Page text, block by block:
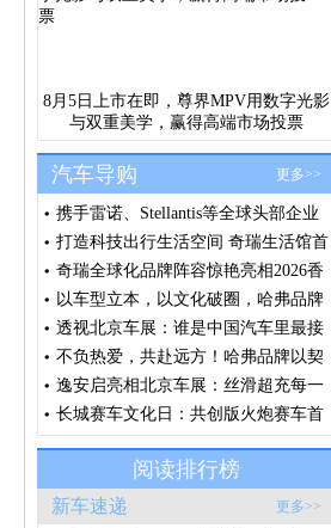
8月5日上市在即，尊界MPV用数字光影
与双重美学，赢得高端市场投票
汽车导购 更多>>
携手雷诺、Stellantis等全球头部企业
浩思动力出席法国SIA大会共筑绿色
发展共识
打造科技出行生活空间 奇瑞生活馆首
店汕头盛大开业
奇瑞全球化品牌阵容惊艳亮相2026香
港车博会 全球右舵战略提速 技术生
态价值释放
以车型立本，以文化破圈，哈弗品牌
闪耀北京车展
透视北京车展：谁是中国汽车里最接
近全球化品牌的车企？
不负热爱，共赴远方！哈弗品牌以契
约精神，诠释“场景改装文化”
逸安启亮相北京车展：丝滑超充每一
刻，从容奔赴每一程
长城赛车文化日：共创版火炮赛车首
阅读排行榜
新车速递 更多>>